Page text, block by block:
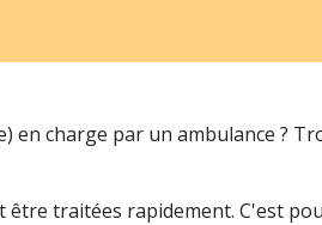
en charge par un ambulance ?
être traitées rapidement. C'est